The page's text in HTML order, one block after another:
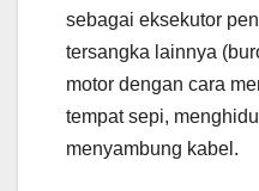
sebagai eksekutor
tersangka lainnya
motor dengan cara
tempat sepi,
menyambung kabel.